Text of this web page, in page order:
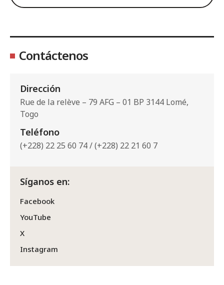
Contáctenos
Dirección
Rue de la relève – 79 AFG – 01 BP 3144 Lomé,
Togo
Teléfono
(+228) 22 25 60 74 / (+228) 22 21 60 7
Síganos en:
Facebook
YouTube
X
Instagram